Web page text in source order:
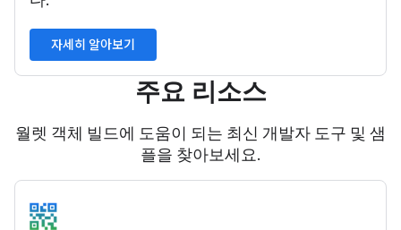
자세히 알아보기
주요 리소스
월렛 객체 빌드에 도움이 되는 최신 개발자 도구 및 샘
플을 찾아보세요.